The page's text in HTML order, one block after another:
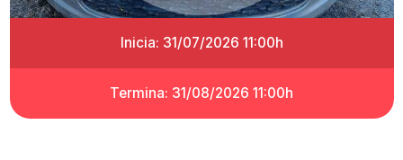
Inicia: 31/07/2026 11:00h
Termina: 31/08/2026 11:00h